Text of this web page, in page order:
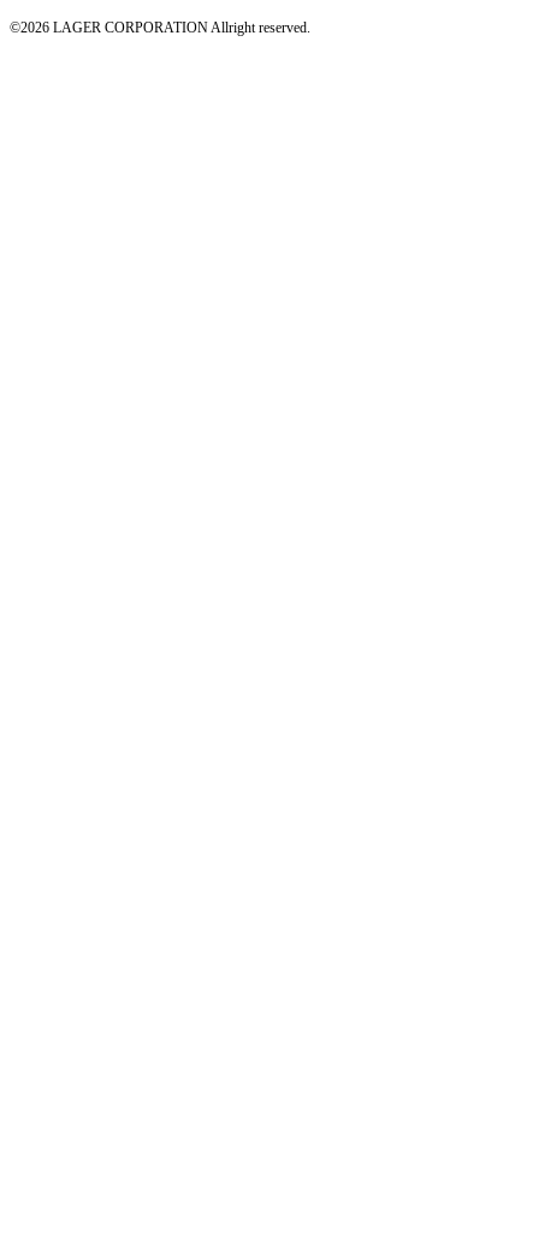
©2026 LAGER CORPORATION Allright reserved.